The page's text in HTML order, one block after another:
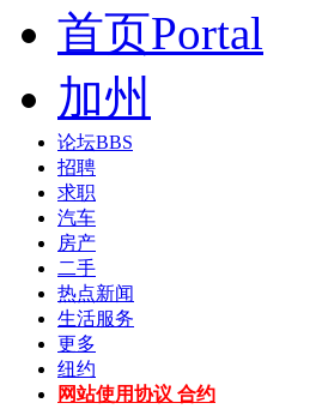
首页Portal
加州
论坛BBS
招聘
求职
汽车
房产
二手
热点新闻
生活服务
更多
纽约
网站使用协议 合约